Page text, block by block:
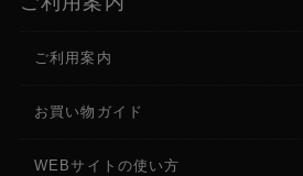
ご利用案内
お買い物ガイド
WEBサイトの使い方